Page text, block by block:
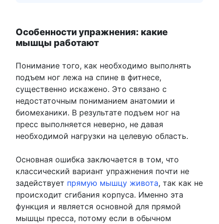
Особенности упражнения: какие
мышцы работают
Понимание того, как необходимо выполнять
подъем ног лежа на спине в фитнесе,
существенно искажено. Это связано с
недостаточным пониманием анатомии и
биомеханики. В результате подъем ног на
пресс выполняется неверно, не давая
необходимой нагрузки на целевую область.
Основная ошибка заключается в том, что
классический вариант упражнения почти не
задействует прямую мышцу живота, так как не
происходит сгибания корпуса. Именно эта
функция и является основной для прямой
мышцы пресса, потому если в обычном